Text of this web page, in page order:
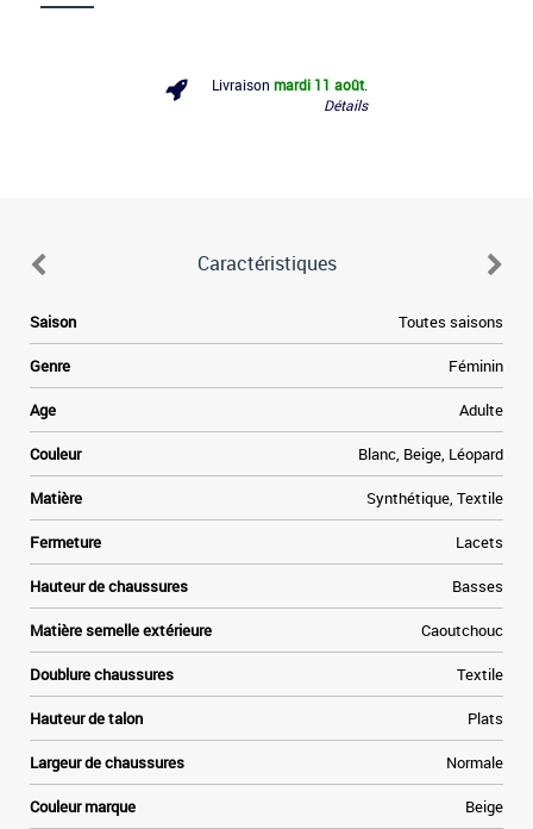
Livraison mardi 11 août
Détails
Caractéristiques
Saison Toutes saisons
Genre Féminin
Age Adulte
Couleur Blanc, Beige, Léopard
Matière Synthétique, Textile
Fermeture Lacets
Hauteur de chaussures Basses
Matière semelle extérieure Caoutchouc
Doublure chaussures Textile
Hauteur de talon Plats
Largeur de chaussures Normale
Couleur marque Beige